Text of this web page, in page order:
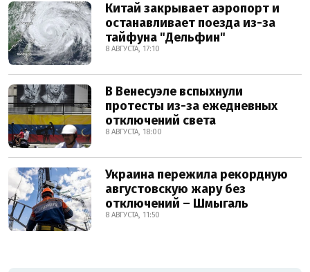
Китай закрывает аэропорт и
останавливает поезда из-за
тайфуна "Дельфин"
8 АВГУСТА, 17:10
В Венесуэле вспыхнули
протесты из-за ежедневных
отключений света
8 АВГУСТА, 18:00
Украина пережила рекордную
августовскую жару без
отключений – Шмыгаль
8 АВГУСТА, 11:50